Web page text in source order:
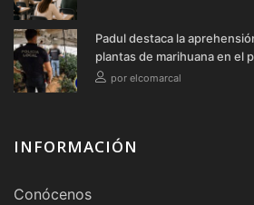
Padul destaca la
plantas de marihuana en el
por elcomarcal
INFORMACIÓN
Conócenos